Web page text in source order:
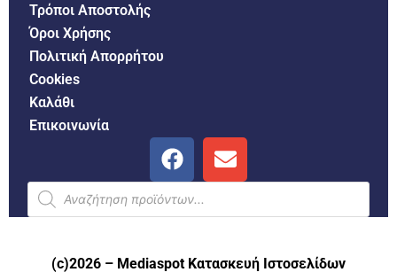
Τρόποι Αποστολής
Όροι Χρήσης
Πολιτική Απορρήτου
Cookies
Καλάθι
Επικοινωνία
(c)2026 – Mediaspot Κατασκευή Ιστοσελίδων